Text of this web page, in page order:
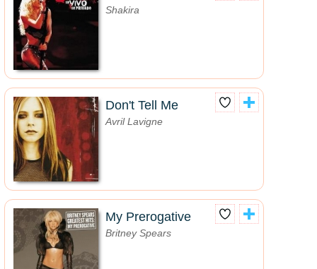
Shakira
Don't Tell Me
Avril Lavigne
My Prerogative
Britney Spears